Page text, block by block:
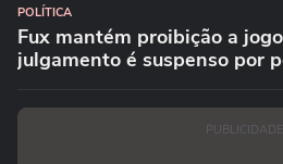
POLÍTICA
Fux mantém proibição a
julgamento é suspenso por
PUBLICIDADE